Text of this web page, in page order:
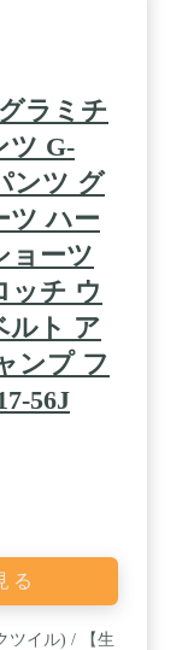
ラミチ
ツ G-
ンツ グ
ツ ハー
ョーツ
ッチ ウ
ルト ア
ンプ フ
56J
る
ツイル) / 【生